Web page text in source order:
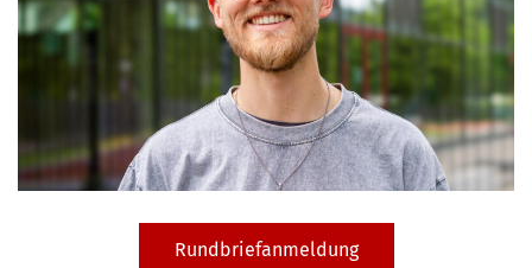
Rundbriefanmeldung